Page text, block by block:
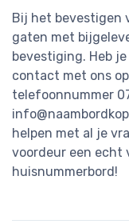
Bij het bevestigen
gaten met
bevestiging. Heb
contact met ons
telefoonnummer
helpen met al je
voordeur een echt
huisnummerbord!